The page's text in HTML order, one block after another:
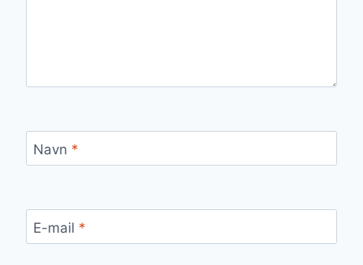
Navn *
E-mail *